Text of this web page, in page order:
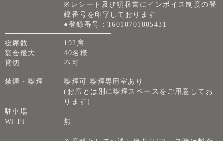
※レシート及び領収書にインボイス制度の登
録番号を印字しております
●登録番号：T6010701005431
総席数
192席
宴会最大
40名様
貸切
不可
禁煙・喫煙
喫煙可 喫煙専用室あり
(お席とは別に喫煙スペースをご用意してお
ります)
駐車場
Wi-Fi
無